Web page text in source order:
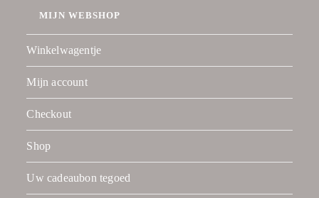
MIJN WEBSHOP
Winkelwagentje
Mijn account
Checkout
Shop
Uw cadeaubon tegoed